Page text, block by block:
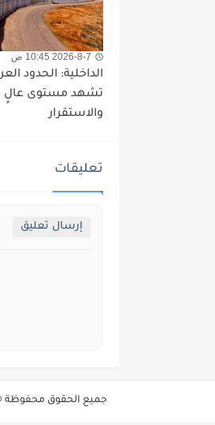
2026-8-7 10:45 ص
الداخلية: الحدود
تشهد مستوى عالٍ
والاستقرار
تعليقات
إرسال تعليق
جميع الحقوق محفوظة